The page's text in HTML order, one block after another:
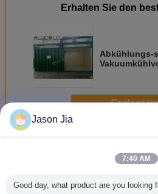
Erhalten Sie den
Abkühlungs-
MehrVakuumkühlvorrichtungen
Jason Jia
7:40 AM
Good day, what product are you looking